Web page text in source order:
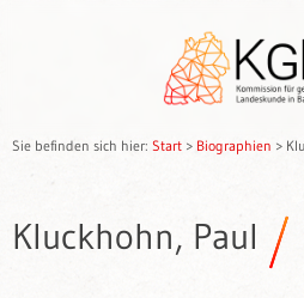
Sie befinden sich hier: Start > Biographien >
Kluckhohn, Paul